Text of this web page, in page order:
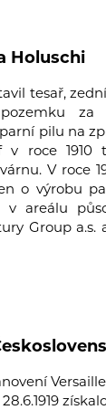
Holuschi
tesař,
za
pilu na
v roce 1910
V roce
o výrobu
v areálu
Group a.s.